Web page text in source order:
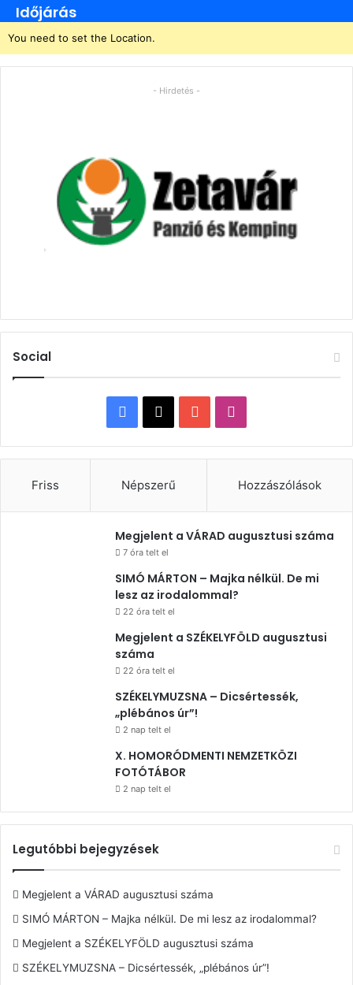
Időjárás
You need to set the Location.
- Hirdetés -
Social
Facebook
X YouTube
Friss Népszerű Hozzászólások
Megjelent a VÁRAD augusztusi száma
7 óra telt el
SIMÓ MÁRTON – Majka nélkül. De mi
lesz az irodalommal?
22 óra telt el
Megjelent a SZÉKELYFÖLD augusztusi
száma
22 óra telt el
SZÉKELYMUZSNA – Dicsértessék,
„plébános úr”!
2 nap telt el
X. HOMORÓDMENTI NEMZETKÖZI
FOTÓTÁBOR
2 nap telt el
Legutóbbi bejegyzések
Megjelent a VÁRAD augusztusi száma
SIMÓ MÁRTON – Majka nélkül. De mi lesz az irodalommal?
Megjelent a SZÉKELYFÖLD augusztusi száma
SZÉKELYMUZSNA – Dicsértessék, „plébános úr”!